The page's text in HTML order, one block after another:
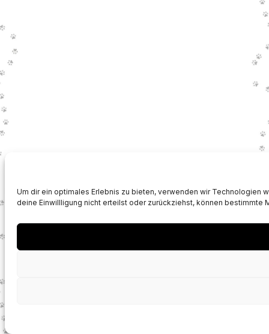
Um dir ein optimales Erlebnis zu bieten, verwenden wir Technologien
deine Einwillligung nicht erteilst oder zurückziehst, können bestimmte